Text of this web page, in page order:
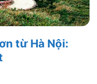
từ Hà Nội: